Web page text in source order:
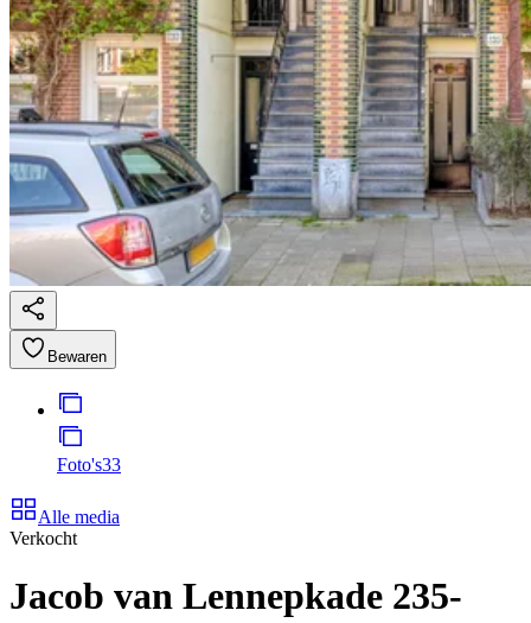
Bewaren
Foto's33
Alle media
Verkocht
Jacob van Lennepkade 235-